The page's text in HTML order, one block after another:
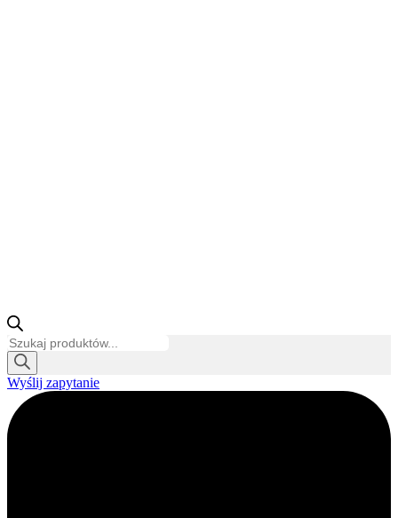
Wyszukiwarka
produktów
Wyślij zapytanie